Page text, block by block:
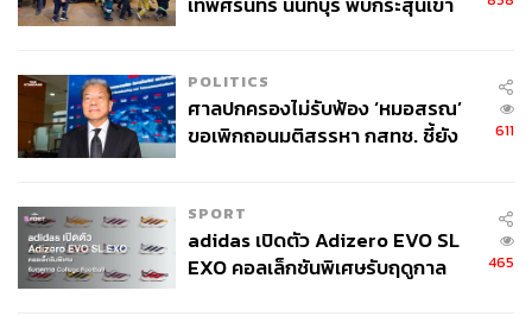
ในความย่ำแย่กลับมีเรื่องดีๆ เกิดขึ้นเช่นกัน ระหว่างที่เขา
ทำงานที่ Dior เขาได้พบกับชายหนุ่มนักธุรกิจชาวฝรั่งเศสนาม
Pierre Bergé ที่ต่อมาทั้งคู่ได้พัฒนาความสัมพันธ์สู่ระดับคน
POLITICS
ศาลปกครองไม่รับฟ้อง ‘หมอสรณ’
ขอเพิกถอนมติสรรหา กสทช. ชี้ยัง
611
SPORT
adidas เปิดตัว Adizero EVO SL
EXO คอลเล็กชันพิเศษรับฤดูกาล
465